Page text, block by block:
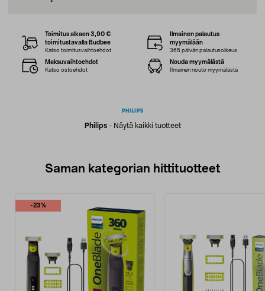
Philips- Näytä kaikki tuotteet
Toimitus alkaen 3,90 €
toimitustavalla Budbee
Katso toimitusvaihtoehdot
Ilmainen palautus
myymälään
365 päivän palautusoikeus
Maksuvaihtoehdot
Katso ostoehdot
Nouda myymälästä
Ilmainen nouto myymälästä
Saman kategorian hittituotteet
-23%